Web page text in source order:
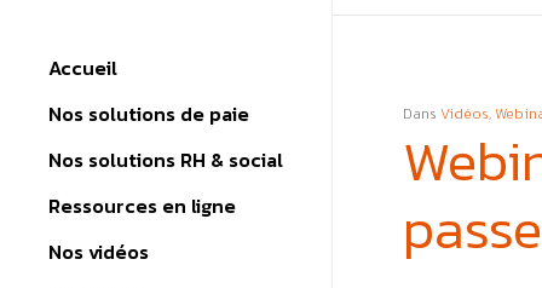
Accueil
Nos solutions de paie
Externalisation de la paie
Contrat d’assistance paie &
Nos solutions RH & social
Hotline sociale
Audit RH & Social
Ressources en ligne
Fiches pratiques
Nos vidéos
Dans Vidéos,